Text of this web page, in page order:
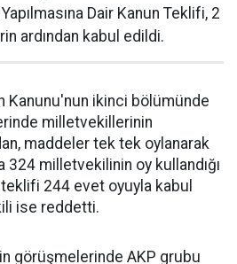
Dair Kanun Teklifi, 2
ardından kabul edildi.
Kanunu'nun ikinci bölümünde
milletvekillerinin
maddeler tek tek oylanarak
324 milletvekilinin oy kullandığı
244 evet oyuyla kabul
ise reddetti.
görüşmelerinde AKP grubu